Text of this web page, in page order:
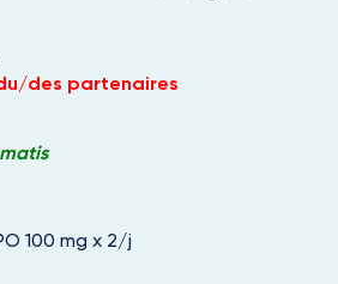
des partenaires
100 mg x 2/j